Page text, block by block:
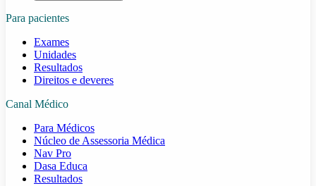
Para pacientes
Exames
Unidades
Resultados
Direitos e deveres
Canal Médico
Para Médicos
Núcleo de Assessoria Médica
Nav Pro
Dasa Educa
Resultados